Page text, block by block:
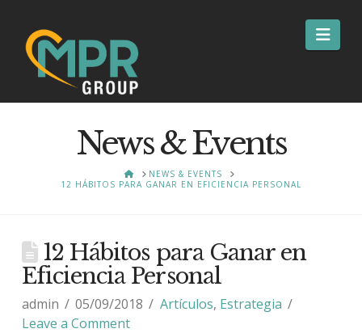
News & Events
HOMENEWS & EVENTS
12 HÁBITOS PARA GANAR EN EFICIENCIA PERSONAL
12 Hábitos para Ganar en
Eficiencia Personal
admin 05/09/2018 Artículos, Estrategia
Leave a Comment